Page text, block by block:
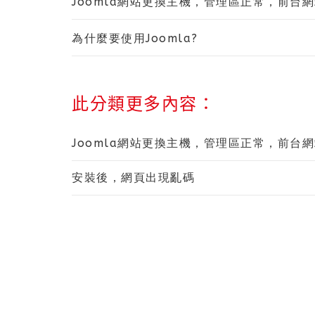
為什麼要使用Joomla?
此分類更多內容：
Joomla網站更換主機，管理區正常，前台
安裝後，網頁出現亂碼